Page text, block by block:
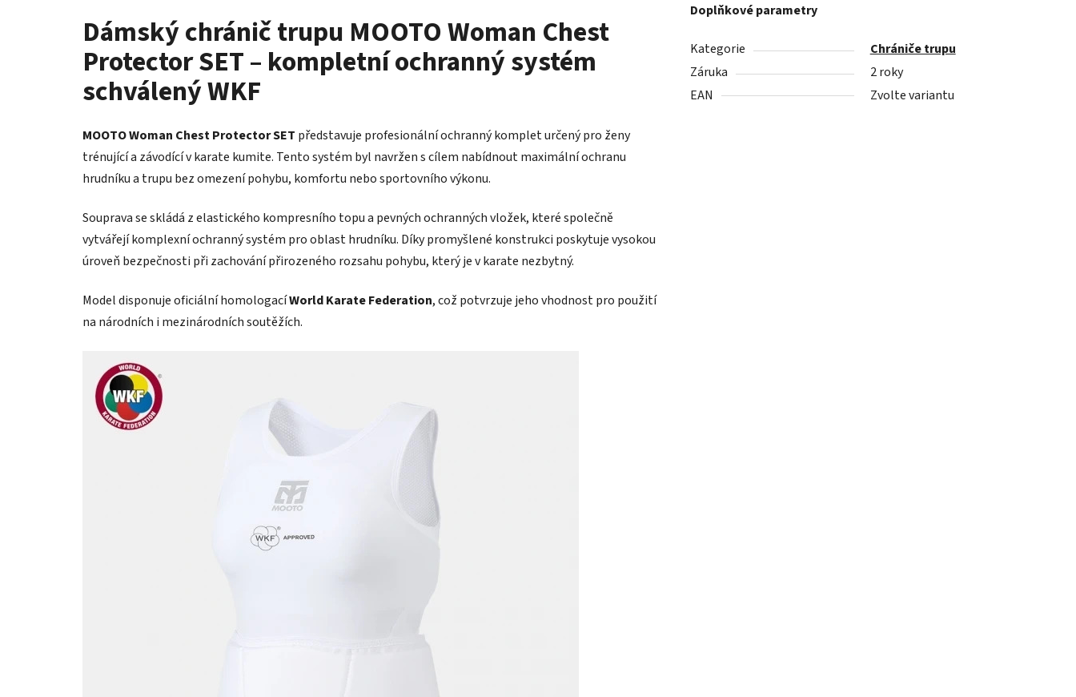
Dámský chránič trupu MOOTO Woman Chest
Protector SET – kompletní ochranný systém
schválený WKF
MOOTO Woman Chest Protector SET představuje profesionální ochranný komplet určený pro ženy
trénující a závodící v karate kumite. Tento systém byl navržen s cílem nabídnout maximální ochranu
hrudníku a trupu bez omezení pohybu, komfortu nebo sportovního výkonu.
Souprava se skládá z elastického kompresního topu a pevných ochranných vložek, které společně
vytvářejí komplexní ochranný systém pro oblast hrudníku. Díky promyšlené konstrukci poskytuje vysokou
úroveň bezpečnosti při zachování přirozeného rozsahu pohybu, který je v karate nezbytný.
Model disponuje oficiální homologacíWorld Karate Federation, což potvrzuje jeho vhodnost pro použití
na národních i mezinárodních soutěžích.
Doplňkové parametry
Kategorie
Chrániče trupu
Záruka
2 roky
EAN
Zvolte variantu